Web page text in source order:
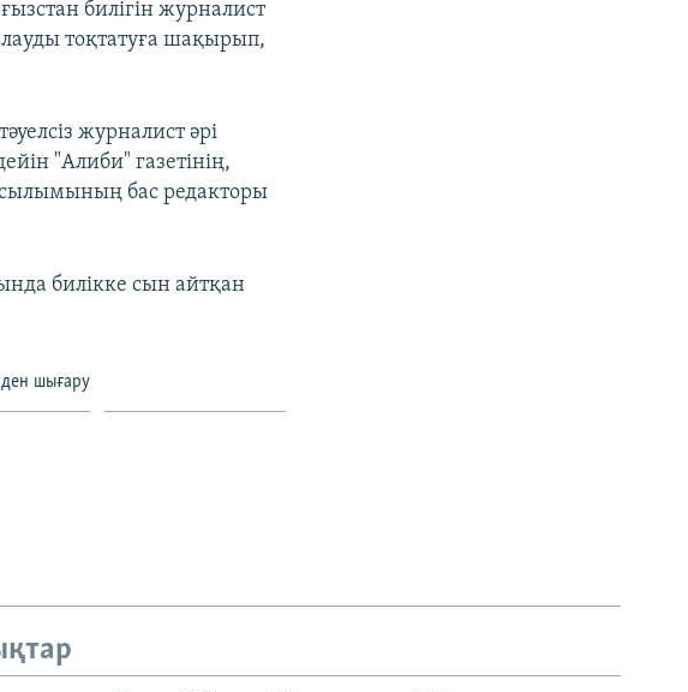
билігін журналист
тоқтатуға шақырып,
журналист әрі
"Алиби" газетінің,
бас редакторы
билікке сын айтқан
шығару